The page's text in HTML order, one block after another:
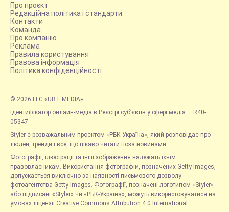
Про проєкт
Редакційна політика і стандарти
Контакти
Команда
Про компанію
Реклама
Правила користування
Правова інформація
Політика конфіденційності
© 2026 LLC «UBT MEDIA»
Ідентифікатор онлайн-медіа в Реєстрі суб’єктів у сфері медіа — R40-
05347
Styler є розважальним проєктом «РБК-Україна», який розповідає про
людей, тренди і все, що цікаво читати поза новинами.
Фотографії, ілюстрації та інші зображення належать їхнім
правовласникам. Використання фотографій, позначених Getty Images,
допускається виключно за наявності письмового дозволу
фотоагентства Getty Images. Фотографії, позначені логотипом «Styler»
або підписані «Styler» чи «РБК-Україна», можуть використовуватися на
умовах ліцензії Creative Commons Attribution 4.0 International.